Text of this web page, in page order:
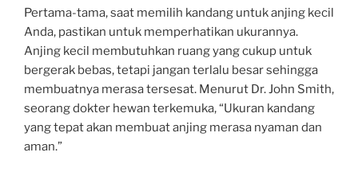
Pertama-tama, saat memilih kandang untuk anjing kecil
Anda, pastikan untuk memperhatikan ukurannya.
Anjing kecil membutuhkan ruang yang cukup untuk
bergerak bebas, tetapi jangan terlalu besar sehingga
membuatnya merasa tersesat. Menurut Dr. John Smith,
seorang dokter hewan terkemuka, “Ukuran kandang
yang tepat akan membuat anjing merasa nyaman dan
aman.”